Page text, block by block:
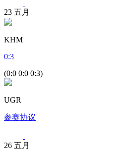
23 五月
KHM
0:3
(0:0 0:0 0:3)
UGR
参赛协议
26 五月